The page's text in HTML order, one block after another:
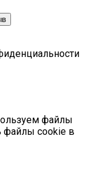
файлы
файлы cookie в